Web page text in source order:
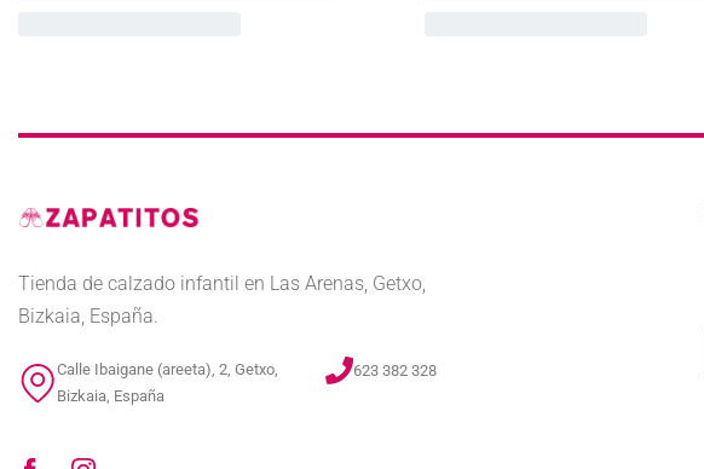
Tienda de calzado infantil en Las Arenas, Getxo,
Bizkaia, España.
Calle Ibaigane (areeta), 2, Getxo,
Bizkaia, España
623 382 328